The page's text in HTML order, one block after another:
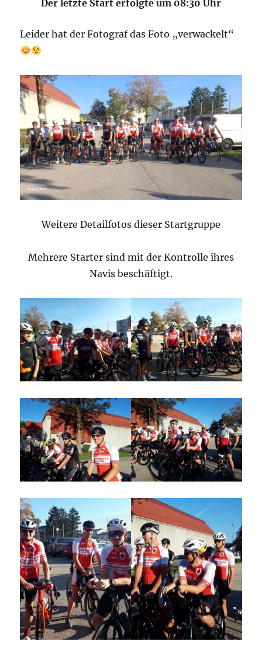
Der letzte Start erfolgte um 08:30 Uhr
Leider hat der Fotograf das Foto „verwackelt“
Weitere Detailfotos dieser Startgruppe
Mehrere Starter sind mit der Kontrolle ihres
Navis beschäftigt.